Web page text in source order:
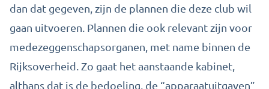
dan dat gegeven, zijn de plannen die deze club wil
gaan uitvoeren. Plannen die ook relevant zijn voor
medezeggenschapsorganen, met name binnen de
Rijksoverheid. Zo gaat het aanstaande kabinet,
althans dat is de bedoeling, de “apparaatuitgaven”